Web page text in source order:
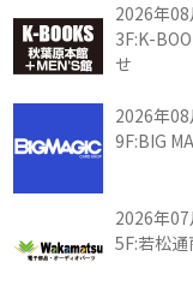
2026年08
3F:K-
せ
2026年08
9F:BIG
2026年07
5F:若松